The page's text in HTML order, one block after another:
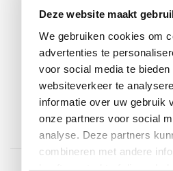
Deze website maakt
We gebruiken cookies om
advertenties te
voor social media te bieden
websiteverkeer te
informatie over uw gebruik
onze partners voor social
analyse. Deze partners
combineren met andere
Op voorraad
Op voorraad
Binnen 3-5
€699,00
Incl. btw
AVH-Collectie